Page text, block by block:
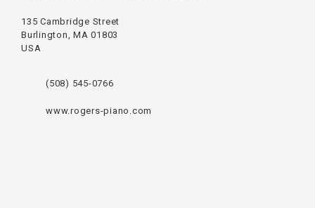
135 Cambridge Street
Burlington, MA 01803
USA
(508) 545-0766
www.rogers-piano.com